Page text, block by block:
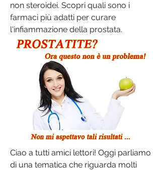
non steroidei. Scopri quali sono i
farmaci più adatti per curare
l'infiammazione della prostata.
Ciao a tutti amici lettori! Oggi parliamo
di una tematica che riguarda molti